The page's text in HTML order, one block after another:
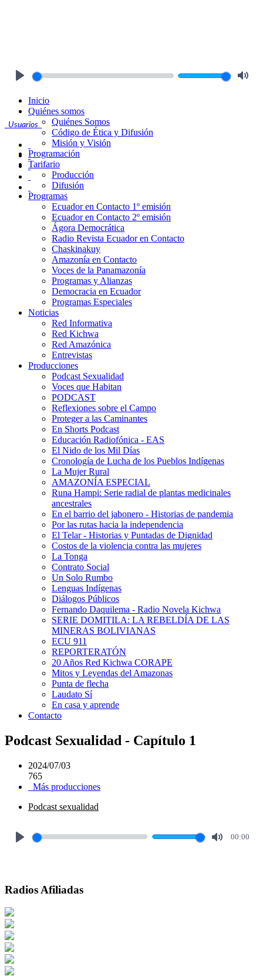
Usuarios
Inicio
Quiénes somos
Quiénes Somos
Código de Ética y Difusión
Misión y Visión
Programación
Tarifario
Producción
Difusión
Programas
Ecuador en Contacto 1º emisión
Ecuador en Contacto 2º emisión
Ágora Democrática
Radio Revista Ecuador en Contacto
Chaskinakuy
Amazonía en Contacto
Voces de la Panamazonía
Programas y Alianzas
Democracia en Ecuador
Programas Especiales
Noticias
Red Informativa
Red Kichwa
Red Amazónica
Entrevistas
Producciones
Podcast Sexualidad
Voces que Habitan
PODCAST
Reflexiones sobre el Campo
Proteger a las Caminantes
En Shorts Podcast
Educación Radiofónica - EAS
El Nido de los Mil Días
Cronología de Lucha de los Pueblos Indígenas
La Mujer Rural
AMAZONÍA ESPECIAL
Runa Hampi: Serie radial de plantas medicinales
ancestrales
En el barrio del jabonero - Historias de pandemia
Por las rutas hacia la independencia
El Telar - Historias y Puntadas de Dignidad
Costos de la violencia contra las mujeres
La Tonga
Contrato Social
Un Solo Rumbo
Lenguas Indígenas
Diálogos Públicos
Fernando Daquilema - Radio Novela Kichwa
SERIE DOMITILA: LA REBELDÍA DE LAS
MINERAS BOLIVIANAS
ECU 911
REPORTERATÓN
20 Años Red Kichwa CORAPE
Mitos y Leyendas del Amazonas
Punta de flecha
Laudato Sí
En casa y aprende
Contacto
Podcast Sexualidad - Capítulo 1
2024/07/03
765
Más producciones
Podcast sexualidad
00:00
Radios Afiliadas